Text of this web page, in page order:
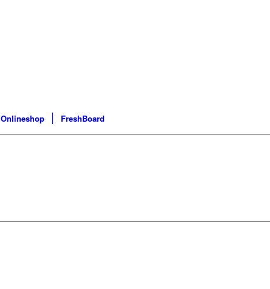
Onlineshop FreshBoard